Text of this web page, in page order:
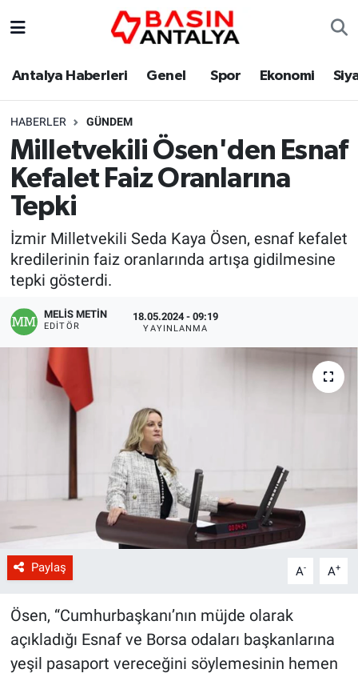
Antalya Haberleri Genel Spor Ekonomi
HABERLER GÜNDEM
Milletvekili Ösen'den Esnaf
Kefalet Faiz Oranlarına
Tepki
İzmir Milletvekili Seda Kaya Ösen, esnaf kefalet
kredilerinin faiz oranlarında artışa gidilmesine
tepki gösterdi.
MELİS METİN
EDITÖR
18.05.2024 - 09:19
YAYINLANMA
Paylaş A- A+
Ösen, “Cumhurbaşkanı’nın müjde olarak
açıkladığı Esnaf ve Borsa odaları başkanlarına
yeşil pasaport vereceğini söylemesinin hemen